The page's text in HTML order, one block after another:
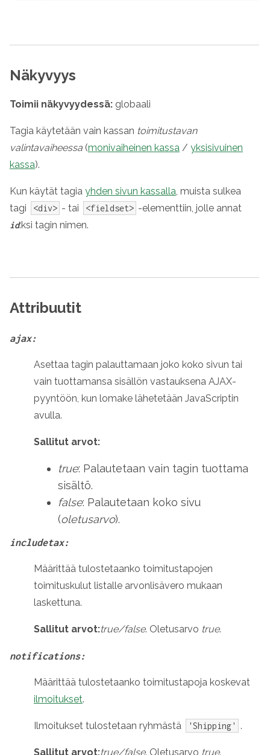
Näkyvyys
Toimii näkyvyydessä: globaali
Tagia käytetään vain kassan toimitustavan
valintavaiheessa (monivaiheinen kassa / yksisivuinen
kassa).
Kun käytät tagia yhden sivun kassalla, muista sulkea
tagi
<div> - tai <fieldset> -elementtiin, jolle annat
id:ksi tagin nimen.
Attribuutit
ajax:
Asettaa tagin palauttamaan joko koko sivun tai
vain tuottamansa sisällön vastauksena AJAX-
pyyntöön, kun lomake lähetetään JavaScriptin
avulla.
Sallitut arvot:
true: Palautetaan vain tagin tuottama
sisältö.
false: Palautetaan koko sivu
(oletusarvo).
includetax:
Määrittää tulostetaanko toimitustapojen
toimituskulut listalle arvonlisävero mukaan
laskettuna.
Sallitut arvot:true/false. Oletusarvo true.
notifications:
Määrittää tulostetaanko toimitustapoja koskevat
ilmoitukset.
Ilmoitukset tulostetaan ryhmästä 'Shipping' .
Sallitut arvot:true/false. Oletusarvo true.